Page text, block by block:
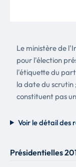
Le ministère de
pour l'élection
l'étiquette du
la date du scrutin
constituent pas
Voir le détail des
Présidentielles